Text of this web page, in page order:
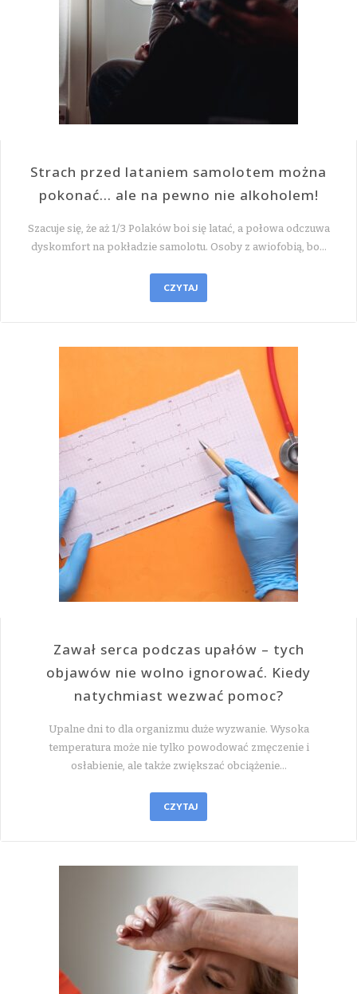
Strach przed lataniem samolotem można
pokonać… ale na pewno nie alkoholem!
Szacuje się, że aż 1/3 Polaków boi się latać, a połowa odczuwa
dyskomfort na pokładzie samolotu. Osoby z awiofobią, bo…
CZYTAJ
Zawał serca podczas upałów – tych
objawów nie wolno ignorować. Kiedy
natychmiast wezwać pomoc?
Upalne dni to dla organizmu duże wyzwanie. Wysoka
temperatura może nie tylko powodować zmęczenie i
osłabienie, ale także zwiększać obciążenie…
CZYTAJ